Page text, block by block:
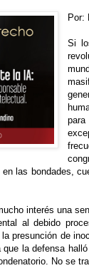
Por:
Si
las bondades,
interés una
al debido
presunción de
la defensa
No se